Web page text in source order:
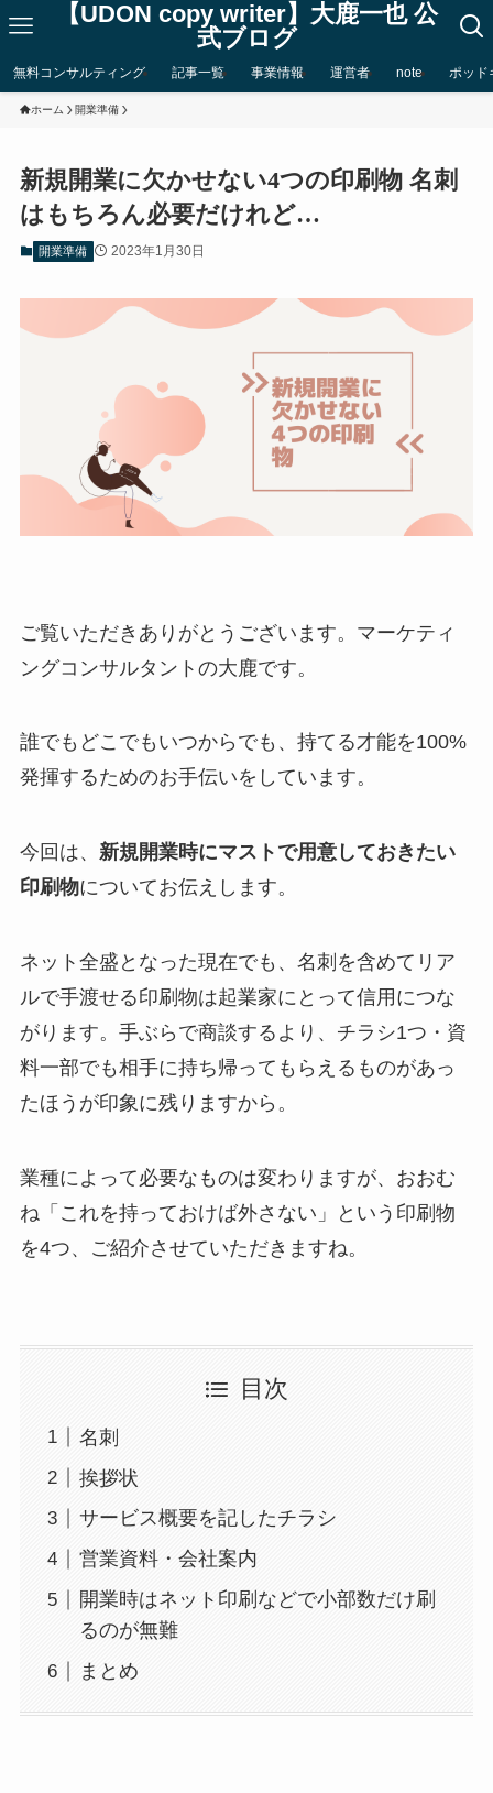
【UDON copy writer】大鹿一也 公
式ブログ
無料コンサルティング 記事一覧 事業情報 運営者 note ポッド
ホーム 開業準備
新規開業に欠かせない4つの印刷物 名刺
はもちろん必要だけれど…
開業準備 2023年1月30日
ご覧いただきありがとうございます。マーケティ
ングコンサルタントの大鹿です。
誰でもどこでもいつからでも、持てる才能を100%
発揮するためのお手伝いをしています。
今回は、 新規開業時にマストで用意しておきたい
印刷物についてお伝えします。
ネット全盛となった現在でも、名刺を含めてリア
ルで手渡せる印刷物は起業家にとって信用につな
がります。手ぶらで商談するより、チラシ1つ・資
料一部でも相手に持ち帰ってもらえるものがあっ
たほうが印象に残りますから。
業種によって必要なものは変わりますが、おおむ
ね「これを持っておけば外さない」という印刷物
を4つ、ご紹介させていただきますね。
目次
名刺
挨拶状
サービス概要を記したチラシ
営業資料・会社案内
開業時はネット印刷などで小部数だけ刷
るのが無難
まとめ